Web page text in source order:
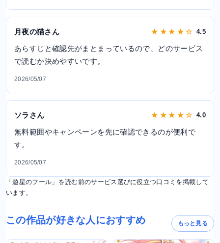
月夜の猫さん ★ ★ ★ ★ ☆ 4.5
あらすじと確認先がまとまっているので、どのサービス
で読むか決めやすいです。
2026/05/07
ソラさん ★ ★ ★ ★ ☆ 4.0
無料範囲やキャンペーンを先に確認できるのが便利で
す。
2026/05/07
「遊星のフール」を読む前のサービス選びに役立つ口コミを掲載して
います。
この作品が好きな人におすすめ もっと見る